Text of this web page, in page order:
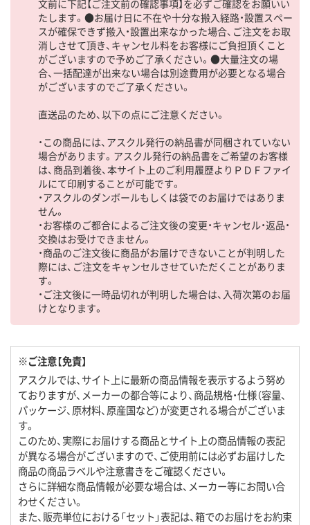
文前に下記【ご注文前の確認事項】を必ずご確認をお願いい
たします。●お届け日に不在や十分な搬入経路・設置スペー
スが確保できず搬入・設置出来なかった場合、ご注文をお取
消しさせて頂き、キャンセル料をお客様にご負担頂くこと
がございますので予めご了承ください。●大量注文の場
合、一括配達が出来ない場合は別途費用が必要となる場合
がございますのでご了承ください。
直送品のため、以下の点にご注意ください。
・この商品には、アスクル発行の納品書が同梱されていない
場合があります。アスクル発行の納品書をご希望のお客様
は、商品到着後、本サイト上のご利用履歴よりＰＤＦファイ
ルにて印刷することが可能です。
・アスクルのダンボールもしくは袋でのお届けではありま
せん。
・お客様のご都合によるご注文後の変更・キャンセル・返品・
交換はお受けできません。
・商品のご注文後に商品がお届けできないことが判明した
際には、ご注文をキャンセルさせていただくことがありま
す。
・ご注文後に一時品切れが判明した場合は、入荷次第のお届
けとなります。
※ご注意【免責】
アスクルでは、サイト上に最新の商品情報を表示するよう努め
ておりますが、メーカーの都合等により、商品規格・仕様（容量、
パッケージ、原材料、原産国など）が変更される場合がございま
す。
このため、実際にお届けする商品とサイト上の商品情報の表記
が異なる場合がございますので、ご使用前には必ずお届けした
商品の商品ラベルや注意書きをご確認ください。
さらに詳細な商品情報が必要な場合は、メーカー等にお問い合
わせください。
また、販売単位における「セット」表記は、箱でのお届けをお約束